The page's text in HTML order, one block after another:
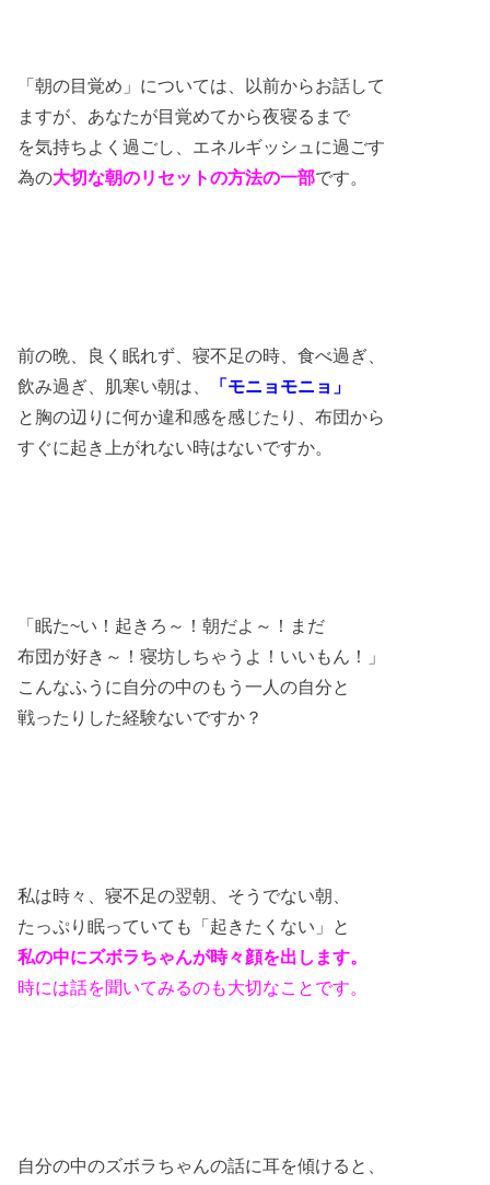
「朝の目覚め」については、以前からお話して
ますが、あなたが目覚めてから夜寝るまで
を気持ちよく過ごし、エネルギッシュに過ごす
為の大切な朝のリセットの方法の一部です。
前の晩、良く眠れず、寝不足の時、食べ過ぎ、
飲み過ぎ、肌寒い朝は、
「モニョモニョ」
と胸の辺りに何か違和感を感じたり、布団から
すぐに起き上がれない時はないですか。
「眠た~い！起きろ～！朝だよ～！まだ
布団が好き～！寝坊しちゃうよ！いいもん！」
こんなふうに自分の中のもう一人の自分と
戦ったりした経験ないですか？
私は時々、寝不足の翌朝、そうでない朝、
たっぷり眠っていても「起きたくない」と
私の中にズボラちゃんが時々顔を出します。
時には話を聞いてみるのも大切なことです。
自分の中のズボラちゃんの話に耳を傾けると、